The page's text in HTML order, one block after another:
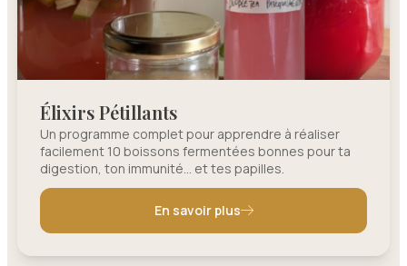
Élixirs Pétillants
Un programme complet pour apprendre à réaliser
facilement 10 boissons fermentées bonnes pour ta
digestion, ton immunité… et tes papilles.
En savoir plus